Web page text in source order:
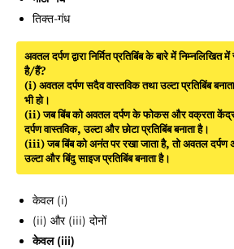
तिक्त-गंध
अवतल दर्पण द्वारा निर्मित प्रतिबिंब के बारे में
है/हैं?
(i) अवतल दर्पण सदैव वास्तविक तथा उल्टा प्रतिबिंब
भी हो।
(ii) जब बिंब को अवतल दर्पण के फोकस और वक्रता केंद्र
दर्पण वास्तविक, उल्टा और छोटा प्रतिबिंब बनाता है।
(iii) जब बिंब को अनंत पर रखा जाता है, तो अवतल दर्पण
उल्टा और बिंदु साइज प्रतिबिंब बनाता है।
केवल (i)
(ii) और (iii) दोनों
केवल (iii)